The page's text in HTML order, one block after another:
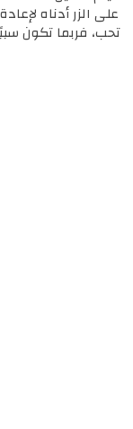
على الزر أدناه
تحب، فربما تكون